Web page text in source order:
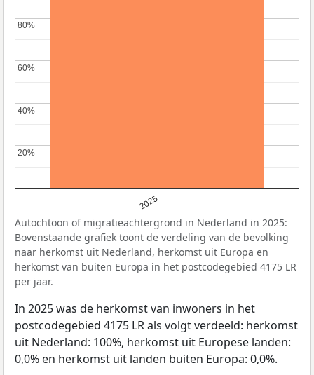
2025
20%
20%
40%
40%
60%
60%
80%
80%
Autochtoon of migratieachtergrond in Nederland in 2025:
Bovenstaande grafiek toont de verdeling van de bevolking
naar herkomst uit Nederland, herkomst uit Europa en
herkomst van buiten Europa in het postcodegebied 4175 LR
per jaar.
In 2025 was de herkomst van inwoners in het
postcodegebied 4175 LR als volgt verdeeld: herkomst
uit Nederland: 100%, herkomst uit Europese landen:
0,0% en herkomst uit landen buiten Europa: 0,0%.